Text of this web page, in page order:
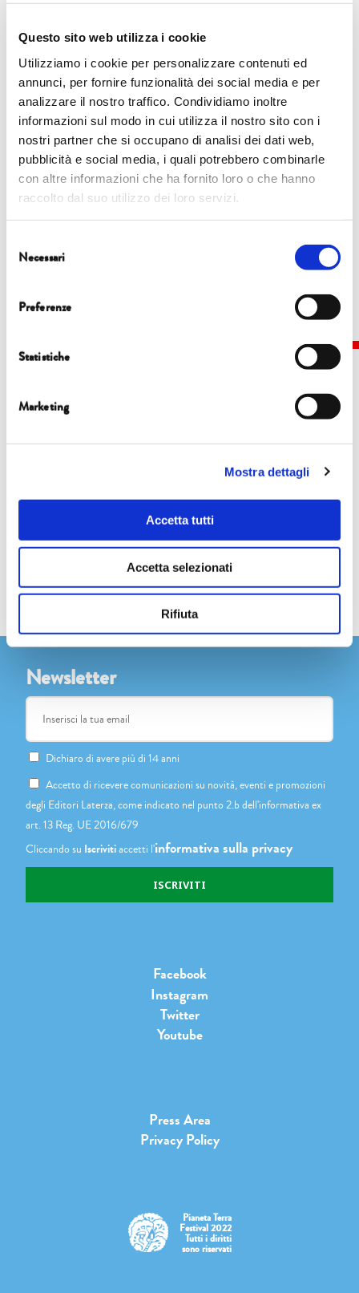
Questo sito web utilizza i cookie
Utilizziamo i cookie per personalizzare contenuti ed
annunci, per fornire funzionalità dei social media e per
analizzare il nostro traffico. Condividiamo inoltre
informazioni sul modo in cui utilizza il nostro sito con i
nostri partner che si occupano di analisi dei dati web,
pubblicità e social media, i quali potrebbero combinarle
con altre informazioni che ha fornito loro o che hanno
raccolto dal suo utilizzo dei loro servizi.
delNecessari
Preferenze
Statistiche
Marketing
Mostra dettagli
Accetta tutti
Accetta selezionati
Rifiuta
carbonica da parte della vegetazione terrestre. Ha
inventato il sensore TreeTalker per comprendere e
quantificare le risposte dei parametri fisiologici
degli alberi agli estremi climatici e il monitoraggio
precoce del declino degli alberi. Nel 2007 è stato
insignito del premio Nobel per la Pace, insieme ad
altri scienziati del Comitato Intergovernativo sui
Cambiamenti Climatici (IPCC), per le ricerche
relative ai cambiamenti climatici.
8 ottobre | 15.00 | Sala Studio Agorà
IL RESPIRO DELLE FORESTE
Newsletter
Dichiaro di avere più di 14 anni
Accetto di ricevere comunicazioni su novità, eventi e promozioni
degli Editori Laterza, come indicato nel punto 2.b dell'informativa ex
art. 13 Reg. UE 2016/679
Cliccando su Iscrivitiaccetti l'informativa sulla privacy
Facebook
Instagram
Twitter
Youtube
Press Area
Privacy Policy
Pianeta Terra
Festival 2022
Tutti i diritti
sono riservati